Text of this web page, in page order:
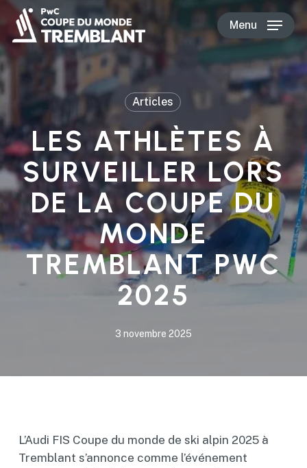
Skip
to
main
content
Menu
Articles
LES ATHLÈTES À
SURVEILLER LORS
DE LA COUPE DU
MONDE
TREMBLANT PWC
2025
3 novembre 2025
L’Audi FIS Coupe du monde de ski alpin 2025 à
Tremblant s’annonce comme l’événement